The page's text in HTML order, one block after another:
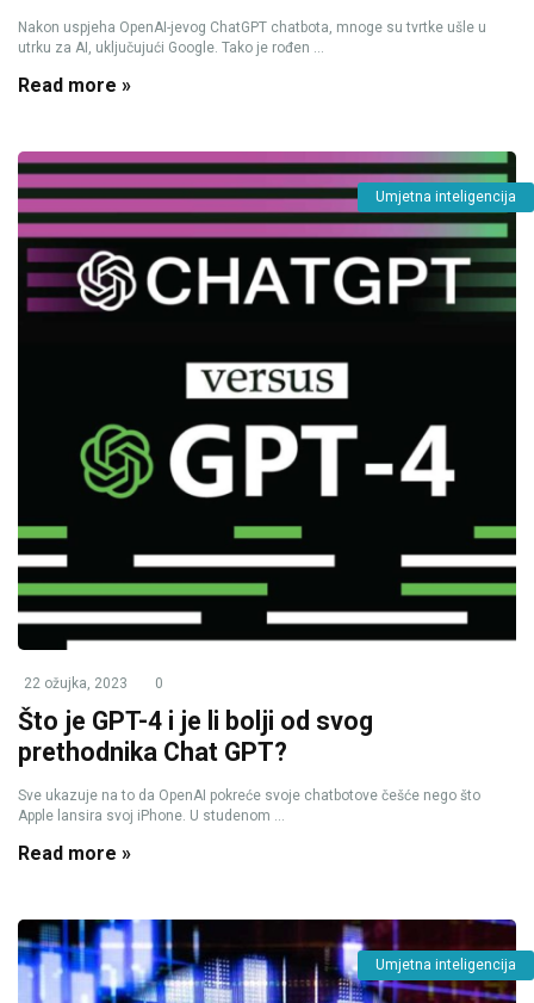
Nakon uspjeha OpenAI-jevog ChatGPT chatbota, mnoge su tvrtke ušle u
utrku za AI, uključujući Google. Tako je rođen ...
Read more »
Umjetna inteligencija
22 ožujka, 2023 0
Što je GPT-4 i je li bolji od svog
prethodnika Chat GPT?
Sve ukazuje na to da OpenAI pokreće svoje chatbotove češće nego što
Apple lansira svoj iPhone. U studenom ...
Read more »
Umjetna inteligencija